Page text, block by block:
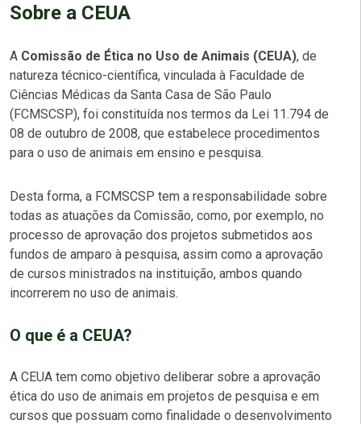
Sobre a CEUA
A Comissão de Ética no Uso de Animais (CEUA), de
natureza técnico-científica, vinculada à Faculdade de
Ciências Médicas da Santa Casa de São Paulo
(FCMSCSP), foi constituída nos termos da Lei 11.794 de
08 de outubro de 2008, que estabelece procedimentos
para o uso de animais em ensino e pesquisa.
Desta forma, a FCMSCSP tem a responsabilidade sobre
todas as atuações da Comissão, como, por exemplo, no
processo de aprovação dos projetos submetidos aos
fundos de amparo à pesquisa, assim como a aprovação
de cursos ministrados na instituição, ambos quando
incorrerem no uso de animais.
O que é a CEUA?
A CEUA tem como objetivo deliberar sobre a aprovação
ética do uso de animais em projetos de pesquisa e em
cursos que possuam como finalidade o desenvolvimento